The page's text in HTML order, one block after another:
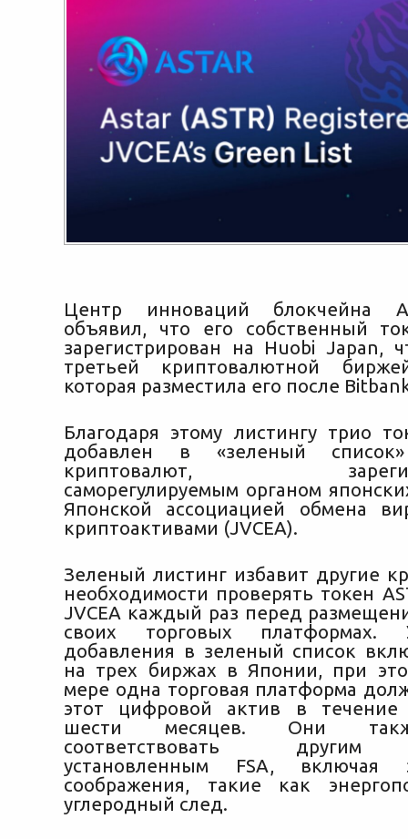
Центр инноваций блокчейна
объявил, что его собственный
зарегистрирован на Huobi Japan,
третьей криптовалютной
которая разместила его после
Благодаря этому листингу трио
добавлен в «зеленый
криптовалют,
саморегулируемым органом
Японской ассоциацией обмена
криптоактивами (JVCEA).
Зеленый листинг избавит другие
необходимости проверять токен
JVCEA каждый раз перед
своих торговых платформах.
добавления в зеленый список
на трех биржах в Японии, при
мере одна торговая платформа
этот цифровой актив в
шести месяцев. Они
соответствовать другим
установленным FSA, включая
соображения, такие как
углеродный след.